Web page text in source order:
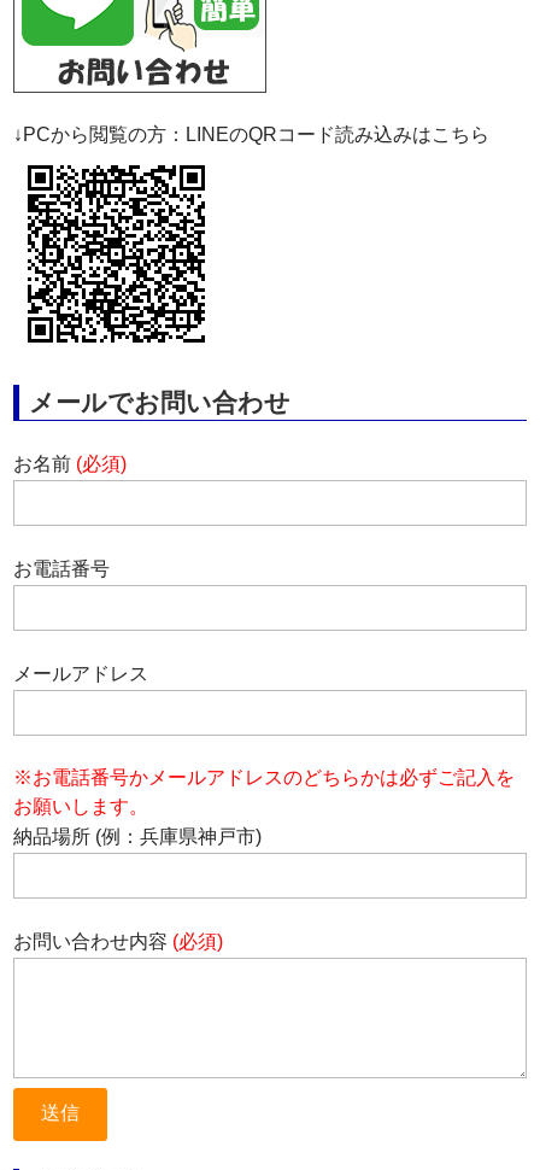
↓PCから閲覧の方：LINEのQRコード読み込みはこちら
メールでお問い合わせ
お名前 (必須)
お電話番号
メールアドレス
※お電話番号かメールアドレスのどちらかは必ずご記入を
お願いします。
納品場所 (例：兵庫県神戸市)
お問い合わせ内容 (必須)